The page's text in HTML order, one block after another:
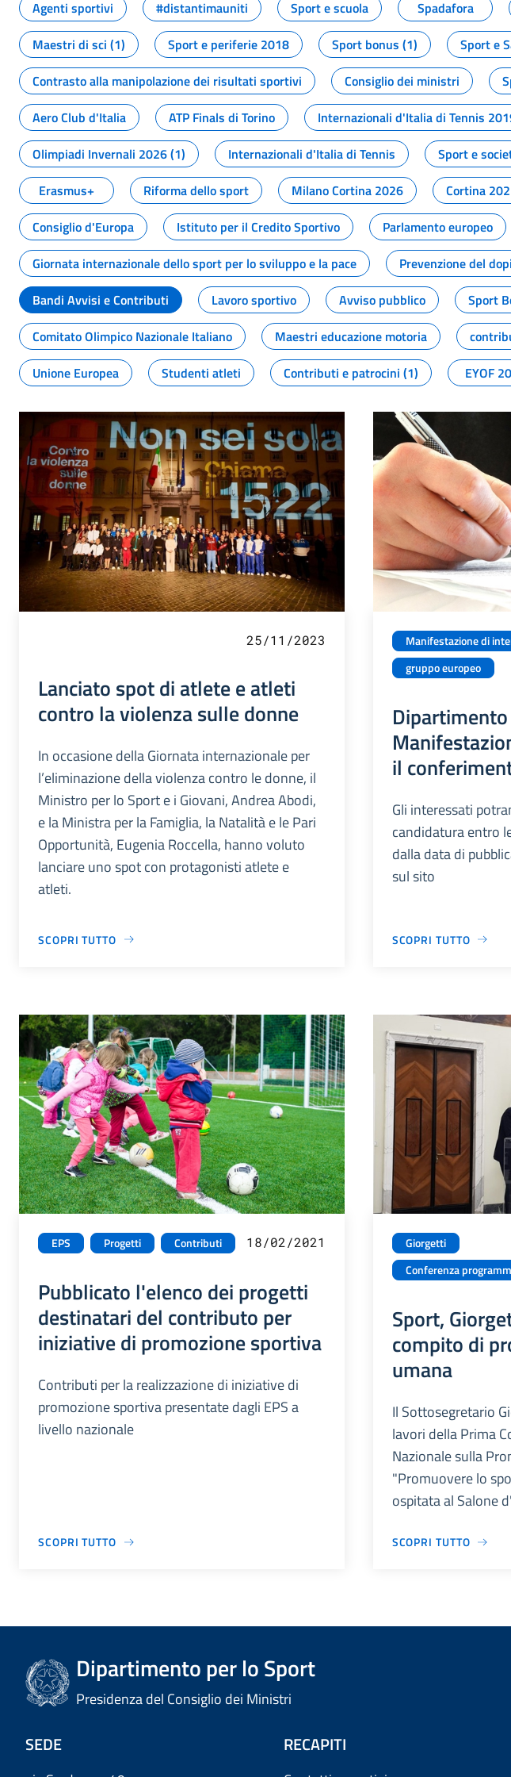
Agenti sportivi
#distantimauniti Sport e scuola Spadafora
Maestri di sci (1)
Sport e periferie 2018 Sport bonus (1) Sport e
Contrasto alla manipolazione dei risultati sportivi
Consiglio dei ministri
Aero Club d'Italia
ATP Finals di Torino Internazionali d'Italia di Tennis
Olimpiadi Invernali 2026 (1)
Internazionali d'Italia di Tennis Sport e
Erasmus+
Riforma dello sport Milano Cortina 2026 Cortina
Consiglio d'Europa
Istituto per il Credito Sportivo Parlamento europeo
Giornata internazionale dello sport per lo sviluppo e la pace
Prevenzione del
Bandi Avvisi e Contributi
Lavoro sportivo Avviso pubblico Sport
Comitato Olimpico Nazionale Italiano
Maestri educazione motoria
Unione Europea
Studenti atleti Contributi e patrocini (1) EYOF
25/11/2023
Lanciato spot di atlete e atleti
contro la violenza sulle donne
In occasione della Giornata internazionale per
l’eliminazione della violenza contro le donne, il
Ministro per lo Sport e i Giovani, Andrea Abodi,
e la Ministra per la Famiglia, la Natalità e le Pari
Opportunità, Eugenia Roccella, hanno voluto
lanciare uno spot con protagonisti atlete e
atleti.
SCOPRI TUTTO
Manifestazione di
gruppo europeo
il
Gli interessati
candidatura entro
dalla data di
sul sito
SCOPRI TUTTO
EPS Progetti Contributi 18/02/2021
Pubblicato l'elenco dei progetti
destinatari del contributo per
iniziative di promozione sportiva
Contributi per la realizzazione di iniziative di
promozione sportiva presentate dagli EPS a
livello nazionale
SCOPRI TUTTO
Giorgetti
Conferenza
Sport,
compito di
umana
Il Sottosegretario
lavori della Prima
Nazionale sulla
"Promuovere lo
ospitata al Salone
SCOPRI TUTTO
Dipartimento per lo Sport
Presidenza del Consiglio dei Ministri
SEDE RECAPITI